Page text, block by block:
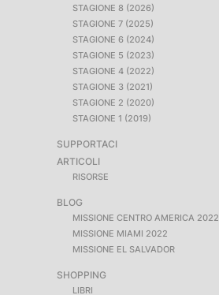
STAGIONE 8 (2026)
STAGIONE 7 (2025)
STAGIONE 6 (2024)
STAGIONE 5 (2023)
STAGIONE 4 (2022)
STAGIONE 3 (2021)
STAGIONE 2 (2020)
STAGIONE 1 (2019)
SUPPORTACI
ARTICOLI
RISORSE
BLOG
MISSIONE CENTRO AMERICA 2022
MISSIONE MIAMI 2022
MISSIONE EL SALVADOR
SHOPPING
LIBRI